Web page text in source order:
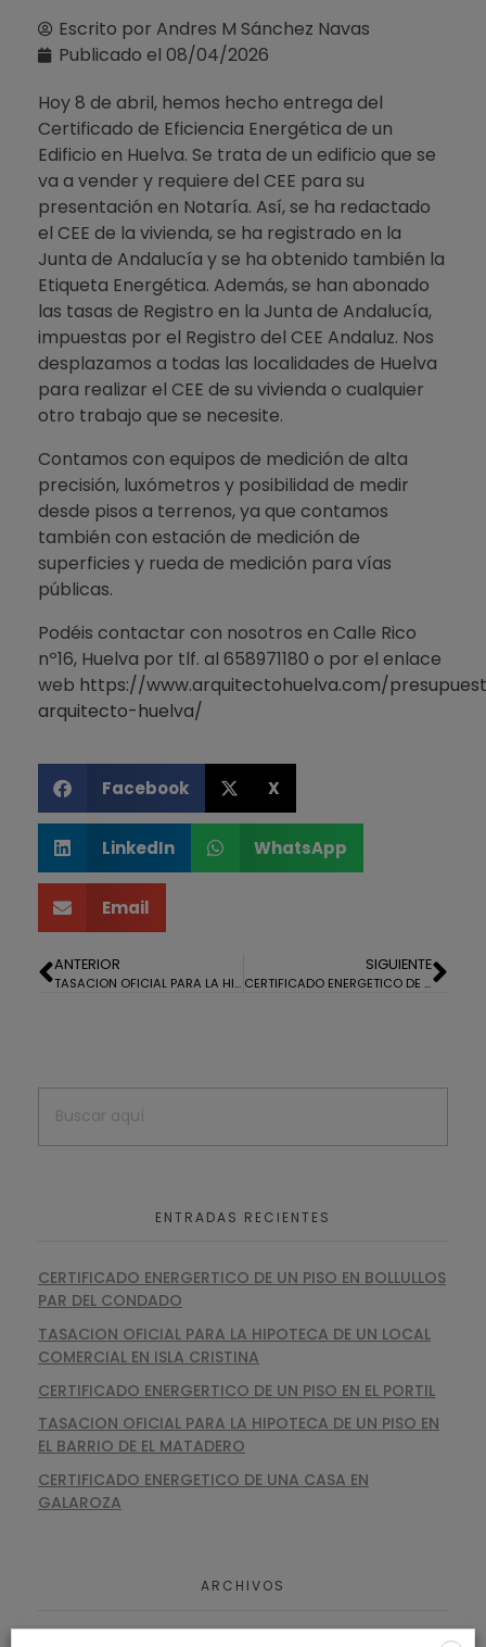
Escrito por Andres M Sánchez Navas
Publicado el 08/04/2026
Hoy 8 de abril, hemos hecho entrega del
Certificado de Eficiencia Energética de un
Edificio en Huelva. Se trata de un edificio que se
va a vender y requiere del CEE para su
presentación en Notaría. Así, se ha redactado
el CEE de la vivienda, se ha registrado en la
Junta de Andalucía y se ha obtenido también la
Etiqueta Energética. Además, se han abonado
las tasas de Registro en la Junta de Andalucía,
impuestas por el Registro del CEE Andaluz. Nos
desplazamos a todas las localidades de Huelva
para realizar el CEE de su vivienda o cualquier
otro trabajo que se necesite.
Contamos con equipos de medición de alta
precisión, luxómetros y posibilidad de medir
desde pisos a terrenos, ya que contamos
también con estación de medición de
superficies y rueda de medición para vías
públicas.
Podéis contactar con nosotros en Calle Rico
nº16, Huelva por tlf. al 658971180 o por el enlace
web https://www.arquitectohuelva.com/
arquitecto-huelva/
Facebook X
LinkedIn WhatsApp
Email
ANTERIOR
TASACION OFICIAL PARA LA HIPOTECA DE UNA CASA EN LA ALDEA DE EL VILLAR, ZALAMEA LA REAL, HUELVA
SIGUIENTE
CERTIFICADO ENERGETICO DE UN PISO EN SEVILLA
ENTRADAS RECIENTES
CERTIFICADO ENERGERTICO DE UN PISO EN BOLLULLOS
PAR DEL CONDADO
TASACION OFICIAL PARA LA HIPOTECA DE UN LOCAL
COMERCIAL EN ISLA CRISTINA
CERTIFICADO ENERGERTICO DE UN PISO EN EL PORTIL
TASACION OFICIAL PARA LA HIPOTECA DE UN PISO EN
EL BARRIO DE EL MATADERO
CERTIFICADO ENERGETICO DE UNA CASA EN
GALAROZA
ARCHIVOS